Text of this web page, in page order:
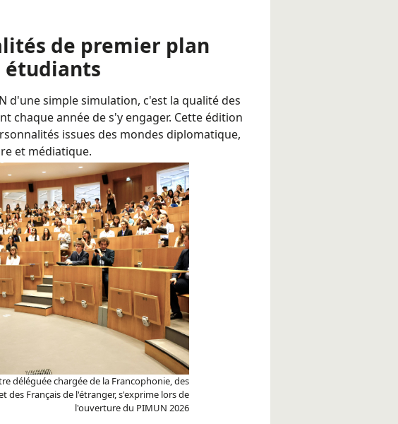
de premier plan
étudiants
d'une simple simulation, c'est la qualité des
chaque année de s'y engager. Cette édition
issues des mondes diplomatique,
et médiatique.
déléguée chargée de la Francophonie, des
des Français de l'étranger, s'exprime lors de
l'ouverture du PIMUN 2026